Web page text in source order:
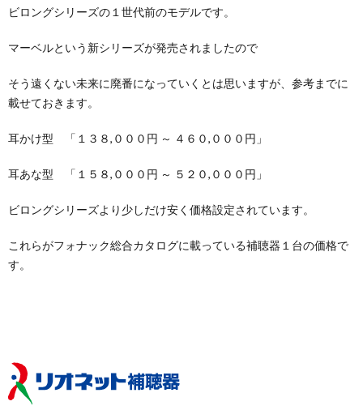
ビロングシリーズの１世代前のモデルです。
マーベルという新シリーズが発売されましたので
そう遠くない未来に廃番になっていくとは思いますが、参考までに
載せておきます。
耳かけ型 「１３８,０００円 ～ ４６０,０００円」
耳あな型 「１５８,０００円 ～ ５２０,０００円」
ビロングシリーズより少しだけ安く価格設定されています。
これらがフォナック総合カタログに載っている補聴器１台の価格で
す。